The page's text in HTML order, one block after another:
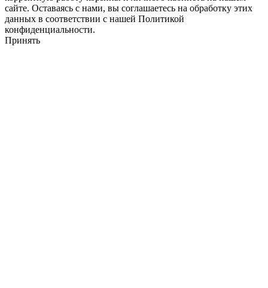
сайте. Оставаясь с нами, вы соглашаетесь на обработку этих
данных в соответствии с нашей Политикой
конфиденциальности.
Принять